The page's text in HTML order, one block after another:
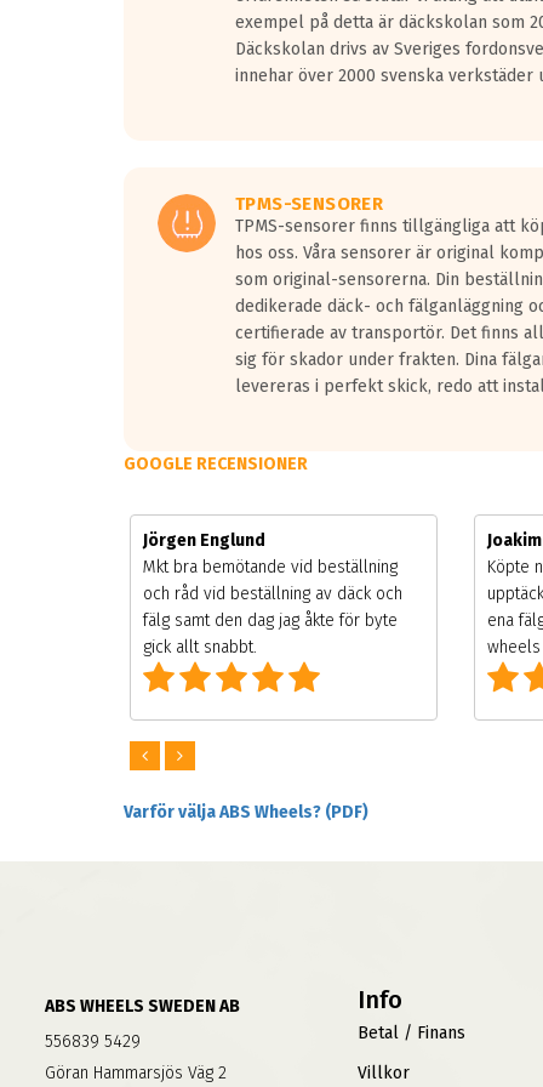
Vid körning i över 50km/h brukar
På däckmärkningen kommer det finnas en
medans de vita vågorna påvisar om det är ett tyst
Ett däck med tre svarta vågor uppnår de
exempel på detta är däckskolan som
Däckskolan drivs av Sveriges
innehar över 2000 svenska verkstäder
TPMS-SENSORER
TPMS-sensorer finns tillgängliga att
hos oss. Våra sensorer är original
som original-sensorerna. Din
dedikerade däck- och fälganläggning
certifierade av transportör. Det finns
sig för skador under frakten. Dina
levereras i perfekt skick, redo att
GOOGLE RECENSIONER
Jörgen Englund
Mkt bra bemötande vid beställning
och råd vid beställning av däck och
fälg samt den dag jag åkte för byte
gick allt snabbt.
Köpte
ena
Varför välja ABS Wheels? (PDF)
ABS WHEELS SWEDEN AB
556839 5429
Göran Hammarsjös Väg 2
Info
Betal / Finans
Villkor